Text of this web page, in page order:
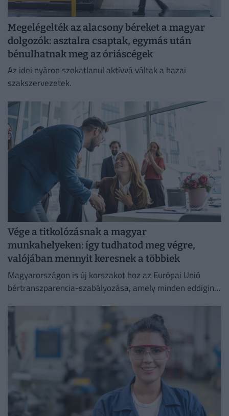
Megelégelték az alacsony béreket a magyar
dolgozók: asztalra csaptak, egymás után
bénulhatnak meg az óriáscégek
Az idei nyáron szokatlanul aktívvá váltak a hazai
szakszervezetek.
Vége a titkolózásnak a magyar
munkahelyeken: így tudhatod meg végre,
valójában mennyit keresnek a többiek
Magyarországon is új korszakot hoz az Európai Unió
bértranszparencia-szabályozása, amely minden eddiginél